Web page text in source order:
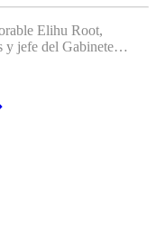
Elihu Root,
y jefe del Gabinete…